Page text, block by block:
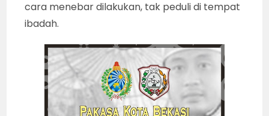
cara menebar dilakukan, tak peduli di tempat
ibadah.